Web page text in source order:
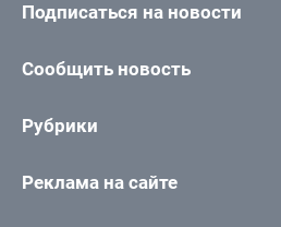
Подписаться на новости
Сообщить новость
Рубрики
Реклама на сайте